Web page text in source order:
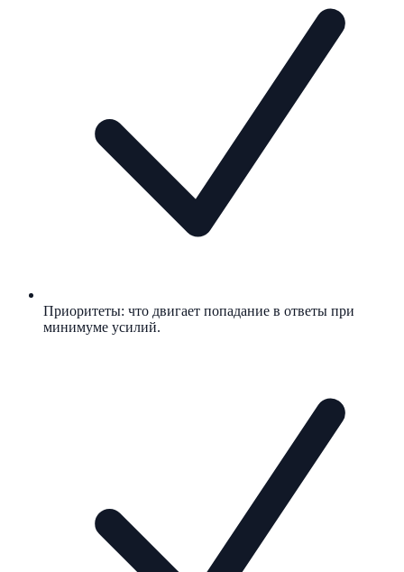
Приоритеты: что двигает попадание в ответы при
минимуме усилий.